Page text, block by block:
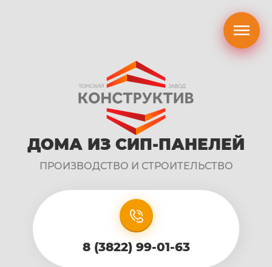
ДОМА ИЗ СИП-ПАНЕЛЕЙ
ПРОИЗВОДСТВО И СТРОИТЕЛЬСТВО
1
8 (3822) 99-01-63